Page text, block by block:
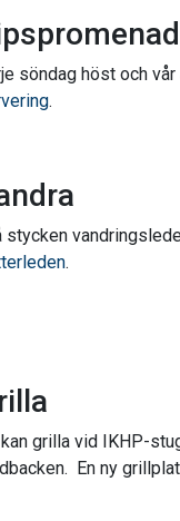
söndag höst och
.
stycken
.
kan grilla vid IKHP-
En ny